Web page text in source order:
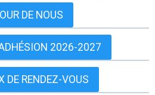
DE NOUS
2026-2027
DE RENDEZ-VOUS